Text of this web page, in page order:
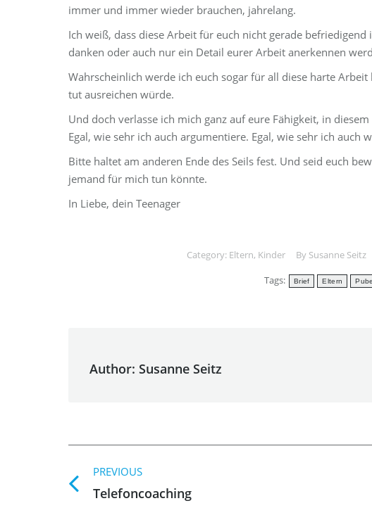
immer und immer wieder brauchen, jahrelang.
Ich weiß, dass diese Arbeit für euch nicht gerade
danken oder auch nur ein Detail eurer Arbeit anerkennen
Wahrscheinlich werde ich euch sogar für all diese harte
tut ausreichen würde.
Und doch verlasse ich mich ganz auf eure Fähigkeit, in
Egal, wie sehr ich auch argumentiere. Egal, wie sehr ich auch
Bitte haltet am anderen Ende des Seils fest. Und seid euch
jemand für mich tun könnte.
In Liebe, dein Teenager
Category: Eltern, Kinder By Susanne Seitz
Tags:
Brief Eltern
Author: Susanne Seitz
Post
navigation
PREVIOUS
Previous
Telefoncoaching